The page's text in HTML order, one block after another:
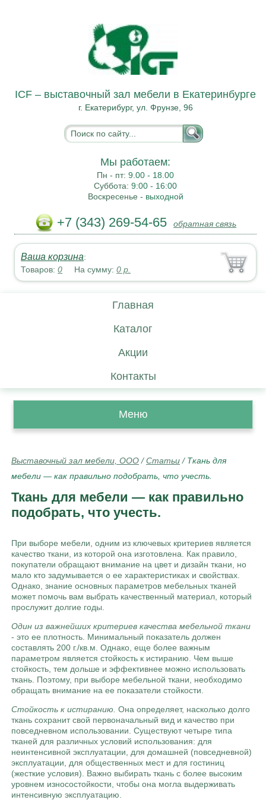
ICF – выставочный зал мебели в Екатеринбурге
г. Екатерибург, ул. Фрунзе, 96
Мы работаем:
Пн - пт:9.00 - 18.00
Суббота:9:00 - 16:00
Воскресенье - выходной
+7 (343) 269-54-65 обратная связь
Ваша корзина:
Товаров:0 На сумму:0 р.
Главная
Каталог
Акции
Контакты
Меню
Выставочный зал мебели, ООО /Статьи / Ткань для
мебели — как правильно подобрать, что учесть.
Ткань для мебели — как правильно
подобрать, что учесть.
При выборе мебели, одним из ключевых критериев является
качество ткани, из которой она изготовлена. Как правило,
покупатели обращают внимание на цвет и дизайн ткани, но
мало кто задумывается о ее характеристиках и свойствах.
Однако, знание основных параметров мебельных тканей
может помочь вам выбрать качественный материал, который
прослужит долгие годы.
Один из важнейших критериев качества мебельной ткани
- это ее плотность. Минимальный показатель должен
составлять 200 г./кв.м. Однако, еще более важным
параметром является стойкость к истиранию. Чем выше
стойкость, тем дольше и эффективнее можно использовать
ткань. Поэтому, при выборе мебельной ткани, необходимо
обращать внимание на ее показатели стойкости.
Cтойкость к истиранию. Она определяет, насколько долго
ткань сохранит свой первоначальный вид и качество при
повседневном использовании. Существуют четыре типа
тканей для различных условий использования: для
неинтенсивной эксплуатации, для домашней (повседневной)
эксплуатации, для общественных мест и для гостиниц
(жесткие условия). Важно выбирать ткань с более высоким
уровнем износостойкости, чтобы она могла выдерживать
интенсивную эксплуатацию.